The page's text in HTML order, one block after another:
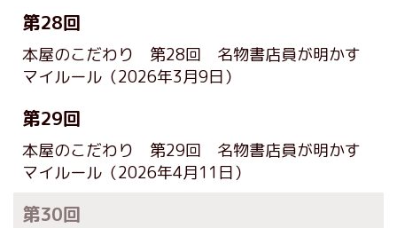
第28回
本屋のこだわり 第28回 名物書店員が明かす
マイルール （2026年3月9日）
第29回
本屋のこだわり 第29回 名物書店員が明かす
マイルール （2026年4月11日）
第30回